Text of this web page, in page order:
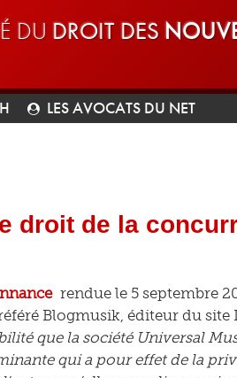
DU DROIT DES
LES AVOCATS DU NET
droit de la
rendue le 5 septembre
Blogmusik, éditeur du
que la société Universal
qui a pour effet de la